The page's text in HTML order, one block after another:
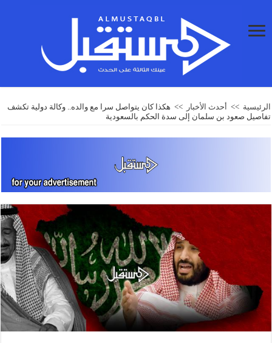
الرئيسية >> أحدث الأخبار >> هكذا كان يتواصل سرا مع والده.. وكالة دولية تكشف
تفاصيل صعود بن سلمان إلى سدة الحكم بالسعودية